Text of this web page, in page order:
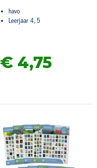
havo
Leerjaar 4, 5
€ 4,75